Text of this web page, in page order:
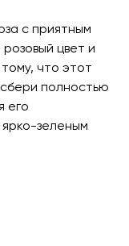
с приятным
цвет и
что этот
полностью
его
зеленым